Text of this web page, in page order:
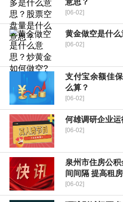
[06-02]
黄金做空是什
[06-02]
支付宝余额佳
么算？
[06-02]
何雄调研企业
[06-02]
泉州市住房公
间间隔 提高租
[06-02]